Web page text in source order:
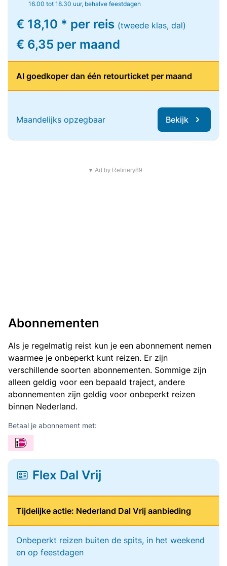
16.00 tot 18.30 uur, behalve feestdagen
€ 18,10 * per reis (tweede klas, dal)
€ 6,35 per maand
Al goedkoper dan één retourticket per maand
Maandelijks opzegbaar Bekijk
▼ Ad by Refinery89
Abonnementen
Als je regelmatig reist kun je een abonnement nemen
waarmee je onbeperkt kunt reizen. Er zijn
verschillende soorten abonnementen. Sommige zijn
alleen geldig voor een bepaald traject, andere
abonnementen zijn geldig voor onbeperkt reizen
binnen Nederland.
Betaal je abonnement met:
Flex Dal Vrij
Tijdelijke actie: Nederland Dal Vrij aanbieding
Onbeperkt reizen buiten de spits, in het weekend
en op feestdagen